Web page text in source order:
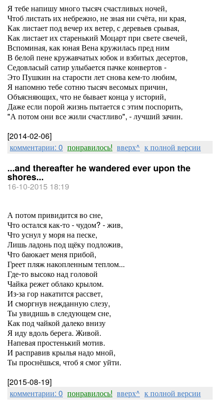
Я тебе напишу много тысяч счастливых ночей,
Чтоб листать их небрежно, не зная ни счёта, ни края,
Как листает под вечер их ветер, с деревьев срывая,
Как листает их старенький Моцарт при свете свечей,
Вспоминая, как юная Вена кружилась пред ним
В белой пене кружавчатых юбок и взбитых десертов,
Седовласый сатир улыбается пачке конвертов -
Это Пушкин на старости лет снова кем-то любим,
Я напомню тебе сотню тысяч весомых причин,
Объясняющих, что не бывает конца у историй,
Даже если порой жизнь пытается с этим поспорить,
"А потом они все жили счастливо", - лучший зачин.
[2014-02-06]
комментарии: 0 понравилось! вверх^ к полной версии
...and thereafter he wandered ever upon the
shores...
16-10-2015 18:19
А потом привидится во сне,
Что остался как-то - чудом? - жив,
Что уснул у моря на песке,
Лишь ладонь под щёку подложив,
Что баюкает меня прибой,
Греет пляж накопленным теплом...
Где-то высоко над головой
Чайка режет облако крылом.
Из-за гор накатится рассвет,
И сморгнув нежданную слезу,
Ты увидишь в следующем сне,
Как под чайкой далеко внизу
Я иду вдоль берега. Живой.
Напевая простенький мотив.
И расправив крылья надо мной,
Ты проснёшься, чтоб я смог уйти.
[2015-08-19]
комментарии: 0 понравилось! вверх^ к полной версии